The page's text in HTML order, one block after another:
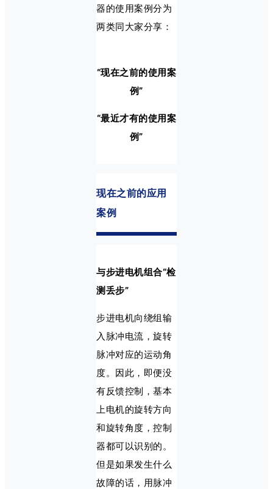
器的使用案例分为
两类同大家分享：
“现在之前的使用案
例”
“最近才有的使用案
例”
现在之前的应用
案例
与步进电机组合“检
测丢步”
步进电机向绕组输
入脉冲电流，旋转
脉冲对应的运动角
度。因此，即便没
有反馈控制，基本
上电机的旋转方向
和旋转角度，控制
器都可以识别的。
但是如果发生什么
故障的话，用脉冲